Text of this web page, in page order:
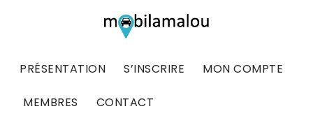
PRÉSENTATION S’INSCRIRE MON COMPTE
MEMBRES CONTACT